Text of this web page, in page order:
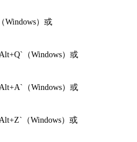
Windows）或
（Windows）或
（Windows）或
（Windows）或